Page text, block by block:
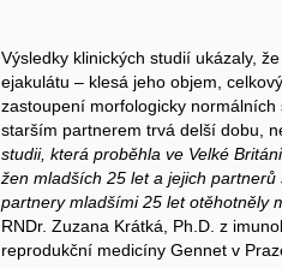
Výsledky klinických studií ukázaly,
ejakulátu – klesá jeho objem,
zastoupení morfologicky
starším partnerem trvá delší dobu,
studii, která proběhla ve Velké
žen mladších 25 let a jejich
partnery mladšími 25 let otěhotněly
RNDr. Zuzana Krátká, Ph.D. z
reprodukční medicíny Gennet v